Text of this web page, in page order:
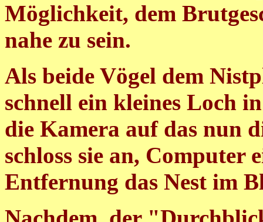
Möglichkeit, dem
nahe zu sein.
Als beide Vögel dem
schnell ein kleines Loch
die Kamera auf das nun
schloss sie an, Computer
Entfernung das Nest im